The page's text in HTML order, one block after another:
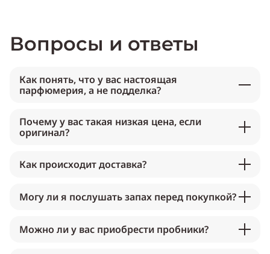
Вопросы и ответы
Как понять, что у вас настоящая
парфюмерия, а не подделка?
Почему у вас такая низкая цена, если
оригинал?
Как происходит доставка?
Могу ли я послушать запах перед покупкой?
Можно ли у вас приобрести пробники?